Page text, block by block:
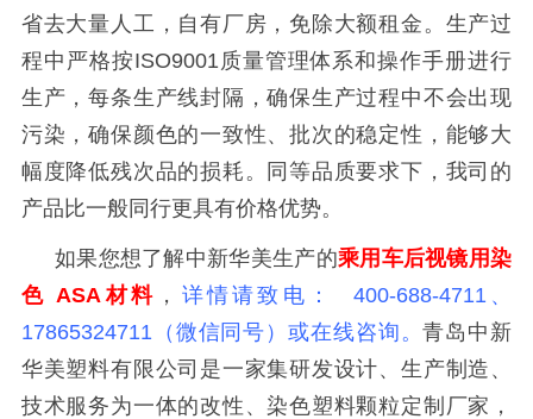
省去大量人工，自有厂房，免除大额租金。生产过
程中严格按ISO9001质量管理体系和操作手册进行
生产，每条生产线封隔，确保生产过程中不会出现
污染，确保颜色的一致性、批次的稳定性，能够大
幅度降低残次品的损耗。同等品质要求下，我司的
产品比一般同行更具有价格优势。
如果您想了解中新华美生产的乘用车后视镜用染
色 ASA材料 ， 详情请致电： 400-688-4711、
17865324711（微信同号）或在线咨询。青岛中新
华美塑料有限公司是一家集研发设计、生产制造、
技术服务为一体的改性、染色塑料颗粒定制厂家，